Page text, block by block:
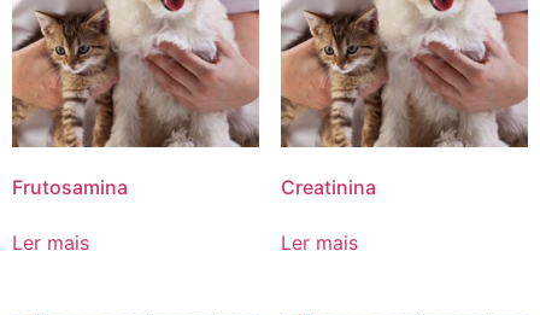
Frutosamina
Ler mais
Creatinina
Ler mais